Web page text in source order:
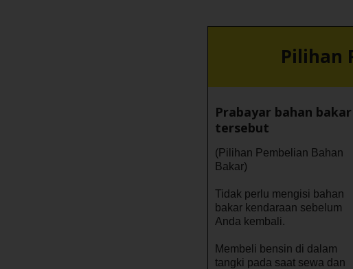
Pilihan
Prabayar bahan bakar
tersebut
(Pilihan Pembelian Bahan
Bakar)
Tidak perlu mengisi bahan
bakar kendaraan sebelum
Anda kembali.
Membeli bensin di dalam
tangki pada saat sewa dan